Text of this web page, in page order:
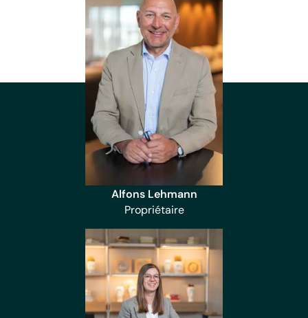
Alfons Lehmann
Propriétaire